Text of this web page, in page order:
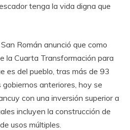
tenga la vida digna que
Román anunció que como
la Cuarta Transformación para
es del pueblo, tras más de 93
anteriores, hoy se
con una inversión superior a
incluyen la construcción de
usos múltiples.